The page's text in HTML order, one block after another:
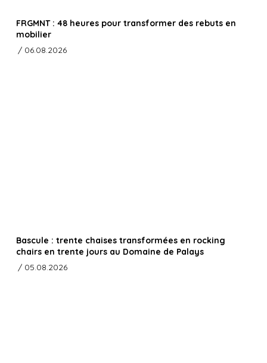
FRGMNT : 48 heures pour transformer des rebuts en
mobilier
/ 06.08.2026
Bascule : trente chaises transformées en rocking
chairs en trente jours au Domaine de Palays
/ 05.08.2026